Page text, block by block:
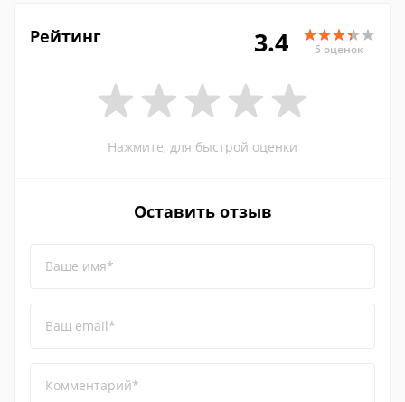
Рейтинг 3.4 5 оценок
Нажмите, для быстрой оценки
Оставить отзыв
Ваше имя*
Ваш email*
Комментарий*